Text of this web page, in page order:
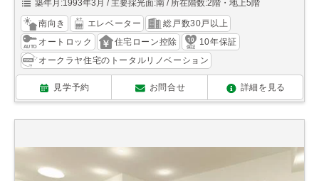
築年月:1993年3月
主要採光面:南 所在階数:2階・地上5階
南向き エレベーター
総戸数30戸以上
オートロック
住宅ローン控除
10年保証
オークラヤ住宅のトータルリノベーション
見学予約 お問合せ 詳細を見る